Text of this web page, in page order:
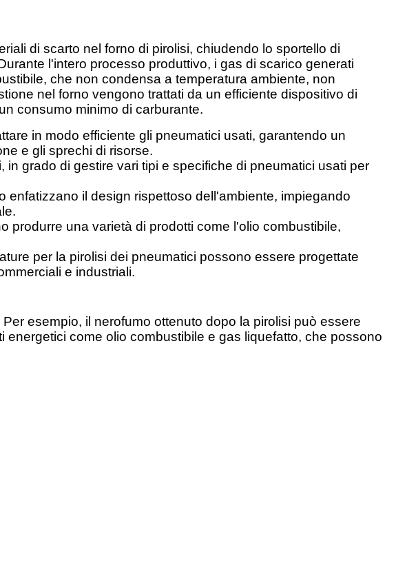
di scarto nel forno di pirolisi, chiudendo lo sportello di
l'intero processo produttivo, i gas di scarico generati
che non condensa a temperatura ambiente, non
nel forno vengono trattati da un efficiente dispositivo di
consumo minimo di carburante.
in modo efficiente gli pneumatici usati, garantendo un
e gli sprechi di risorse.
grado di gestire vari tipi e specifiche di pneumatici usati per
il design rispettoso dell'ambiente, impiegando
produrre una varietà di prodotti come l'olio combustibile,
per la pirolisi dei pneumatici possono essere progettate
e industriali.
esempio, il nerofumo ottenuto dopo la pirolisi può essere
come olio combustibile e gas liquefatto, che possono